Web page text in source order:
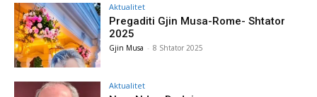
Aktualitet
Pregaditi Gjin Musa-Rome- Shtator
2025
Gjin Musa - 8 Shtator 2025
Aktualitet